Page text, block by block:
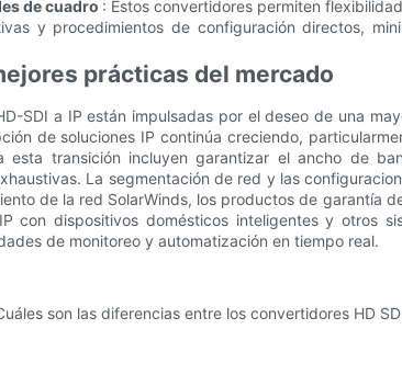
de cuadro : Estos convertidores permiten
y procedimientos de configuración directos,
prácticas del mercado
SDI a IP están impulsadas por el deseo de una
de soluciones IP continúa creciendo,
esta transición incluyen garantizar el ancho de
La segmentación de red y las
de la red SolarWinds, los productos de
con dispositivos domésticos inteligentes y otros
de monitoreo y automatización en tiempo real.